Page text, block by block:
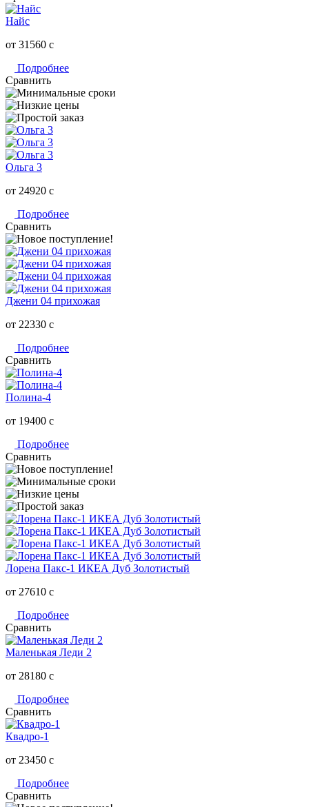
Найс
от 31560 c
Подробнее
Сравнить
Ольга 3
от 24920 c
Подробнее
Сравнить
Джени 04 прихожая
от 22330 c
Подробнее
Сравнить
Полина-4
от 19400 c
Подробнее
Сравнить
Лорена Пакс-1 ИКЕА Дуб Золотистый
от 27610 c
Подробнее
Сравнить
Маленькая Леди 2
от 28180 c
Подробнее
Сравнить
Квадро-1
от 23450 c
Подробнее
Сравнить